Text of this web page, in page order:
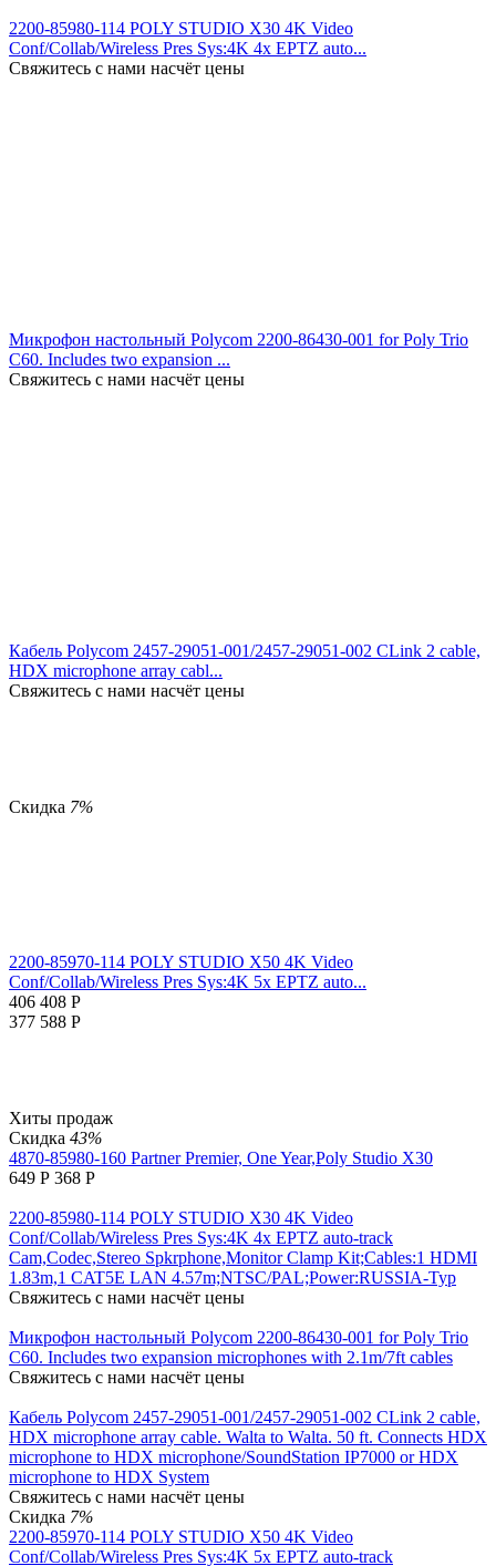
2200-85980-114 POLY STUDIO X30 4K Video
Conf/Collab/Wireless Pres Sys:4K 4x EPTZ auto...
Свяжитесь с нами насчёт цены
Микрофон настольный Polycom 2200-86430-001 for Poly Trio
C60. Includes two expansion ...
Свяжитесь с нами насчёт цены
Кабель Polycom 2457-29051-001/2457-29051-002 CLink 2 cable,
HDX microphone array cabl...
Свяжитесь с нами насчёт цены
Скидка 7%
2200-85970-114 POLY STUDIO X50 4K Video
Conf/Collab/Wireless Pres Sys:4K 5x EPTZ auto...
406 408 Р
377 588 Р
Хиты продаж
Скидка 43%
4870-85980-160 Partner Premier, One Year,Poly Studio X30
649 Р 368 Р
2200-85980-114 POLY STUDIO X30 4K Video
Conf/Collab/Wireless Pres Sys:4K 4x EPTZ auto-track
Cam,Codec,Stereo Spkrphone,Monitor Clamp Kit;Cables:1 HDMI
1.83m,1 CAT5E LAN 4.57m;NTSC/PAL;Power:RUSSIA-Typ
Свяжитесь с нами насчёт цены
Микрофон настольный Polycom 2200-86430-001 for Poly Trio
C60. Includes two expansion microphones with 2.1m/7ft cables
Свяжитесь с нами насчёт цены
Кабель Polycom 2457-29051-001/2457-29051-002 CLink 2 cable,
HDX microphone array cable. Walta to Walta. 50 ft. Connects HDX
microphone to HDX microphone/SoundStation IP7000 or HDX
microphone to HDX System
Свяжитесь с нами насчёт цены
Скидка 7%
2200-85970-114 POLY STUDIO X50 4K Video
Conf/Collab/Wireless Pres Sys:4K 5x EPTZ auto-track